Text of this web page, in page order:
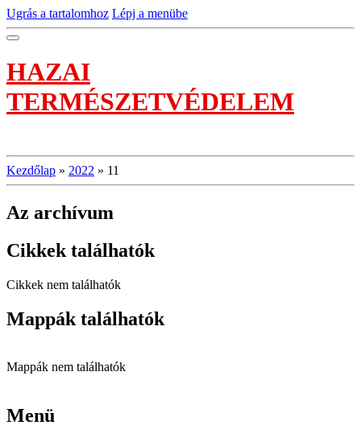
Ugrás a tartalomhoz Lépj a menübe
HAZAI
TERMÉSZETVÉDELEM
Kezdőlap » 2022 » 11
Az archívum
Cikkek találhatók
Cikkek nem találhatók
Mappák találhatók
Mappák nem találhatók
Menü